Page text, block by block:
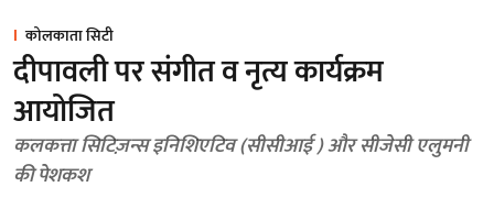
कोलकाता सिटी
दीपावली पर संगीत व नृत्य कार्यक्रम
आयोजित
कलकत्ता सिटिज़न्स इनिशिएटिव (सीसीआई ) और सीजेसी एलुमनी
की पेशकश